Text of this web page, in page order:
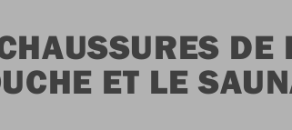
ET LE